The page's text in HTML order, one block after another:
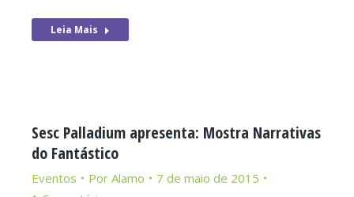
Leia Mais
Sesc Palladium apresenta: Mostra Narrativas
do Fantástico
Eventos Por Alamo
7 de maio de 2015